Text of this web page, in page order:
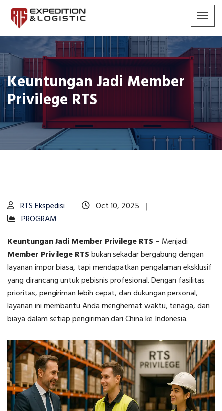
Keuntungan Jadi Member
Privilege RTS
RTS Ekspedisi
Oct 10, 2025
PROGRAM
Keuntungan Jadi Member Privilege RTS – Menjadi
Member Privilege RTSbukan sekadar bergabung dengan
layanan impor biasa, tapi mendapatkan pengalaman eksklusif
yang dirancang untuk pebisnis profesional. Dengan fasilitas
prioritas, pengiriman lebih cepat, dan dukungan personal,
layanan ini membantu Anda menghemat waktu, tenaga, dan
biaya dalam setiap pengiriman dari China ke Indonesia.